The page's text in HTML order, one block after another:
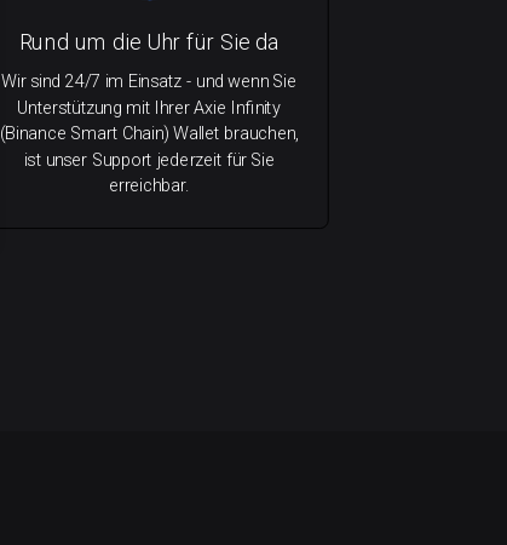
Rund um die Uhr für Sie da
Wir sind 24/7 im Einsatz - und wenn Sie
Unterstützung mit Ihrer Axie Infinity
(Binance Smart Chain) Wallet brauchen,
ist unser Support jederzeit für Sie
erreichbar.